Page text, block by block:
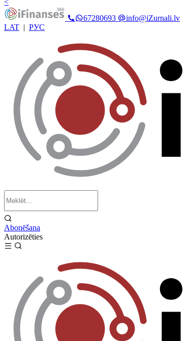
<
67280693
info@iZurnali.lv
LAT | РУС
Abonēšana
Autorizēties